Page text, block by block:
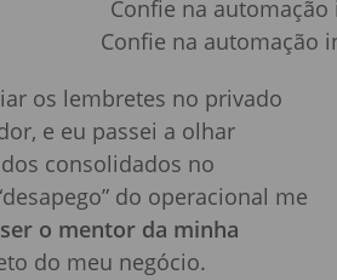
Confie na automação
os lembretes no privado
e eu passei a olhar
consolidados no
do operacional me
o mentor da minha
do meu negócio.